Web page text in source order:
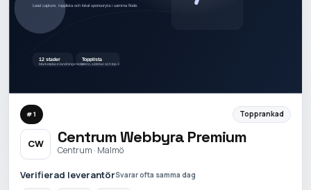
#1 Topprankad
CW Centrum Webbyra Premium
Centrum · Malmö
Verifierad leverantörSvarar ofta samma dag